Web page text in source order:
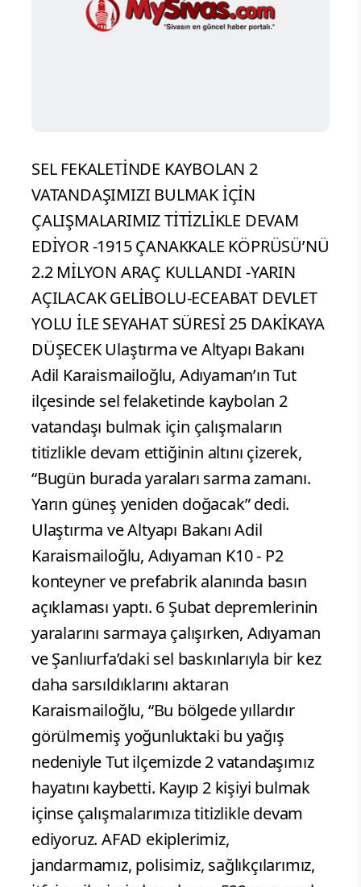
SEL FEKALETİNDE KAYBOLAN 2
VATANDAŞIMIZI BULMAK İÇİN
ÇALIŞMALARIMIZ TİTİZLİKLE DEVAM
EDİYOR -1915 ÇANAKKALE KÖPRÜSÜ’NÜ
2.2 MİLYON ARAÇ KULLANDI -YARIN
AÇILACAK GELİBOLU-ECEABAT DEVLET
YOLU İLE SEYAHAT SÜRESİ 25 DAKİKAYA
DÜŞECEK Ulaştırma ve Altyapı Bakanı
Adil Karaismailoğlu, Adıyaman’ın Tut
ilçesinde sel felaketinde kaybolan 2
vatandaşı bulmak için çalışmaların
titizlikle devam ettiğinin altını çizerek,
“Bugün burada yaraları sarma zamanı.
Yarın güneş yeniden doğacak” dedi.
Ulaştırma ve Altyapı Bakanı Adil
Karaismailoğlu, Adıyaman K10 - P2
konteyner ve prefabrik alanında basın
açıklaması yaptı. 6 Şubat depremlerinin
yaralarını sarmaya çalışırken, Adıyaman
ve Şanlıurfa’daki sel baskınlarıyla bir kez
daha sarsıldıklarını aktaran
Karaismailoğlu, “Bu bölgede yıllardır
görülmemiş yoğunluktaki bu yağış
nedeniyle Tut ilçemizde 2 vatandaşımız
hayatını kaybetti. Kayıp 2 kişiyi bulmak
içinse çalışmalarımıza titizlikle devam
ediyoruz. AFAD ekiplerimiz,
jandarmamız, polisimiz, sağlıkçılarımız,